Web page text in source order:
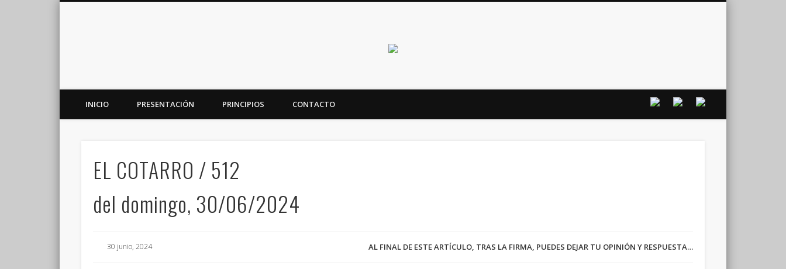
INICIO PRESENTACIÓN PRINCIPIOS CONTACTO
EL COTARRO / 512
del domingo, 30/06/2024
AL FINAL DE ESTE ARTÍCULO, TRAS LA FIRMA, PUEDES DEJAR TU OPINIÓN Y RESPUESTA…
30 junio, 2024